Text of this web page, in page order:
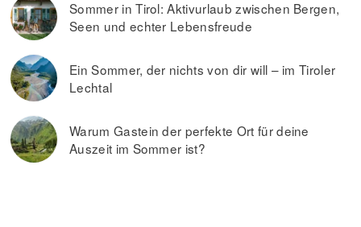
Sommer in Tirol: Aktivurlaub zwischen Bergen,
Seen und echter Lebensfreude
Ein Sommer, der nichts von dir will – im Tiroler
Lechtal
Warum Gastein der perfekte Ort für deine
Auszeit im Sommer ist?